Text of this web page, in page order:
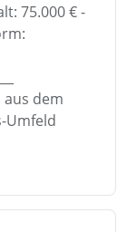
75.000 € -
dem
Umfeld